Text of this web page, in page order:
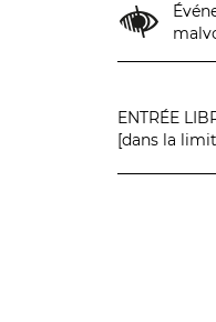
ENTRÉE
[dans la